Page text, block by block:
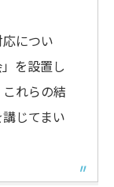
につい
を設置し
れらの結
じてまい